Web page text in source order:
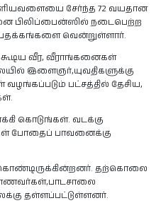
சேர்ந்த 72 வயதான
பிலிப்பைன்ஸில் நடைபெற்ற
பதக்கங்களை வென்றுள்ளார்.
வீர, வீராங்கனைகள்
இளைஞர்,யுவதிகளுக்கு
பட்சத்தில் தேசிய,
கொடுங்கள். வடக்கு
போதைப் பாவனைக்கு
கொண்டிருக்கின்றனர். தற்கொலை
தள்ளப்பட்டுள்ளனர்.